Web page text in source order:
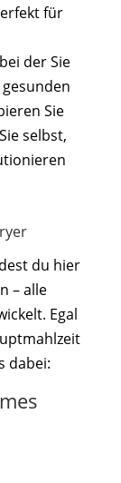
für
der Sie
Sie
selbst,
du hier
– alle
Egal
dabei: